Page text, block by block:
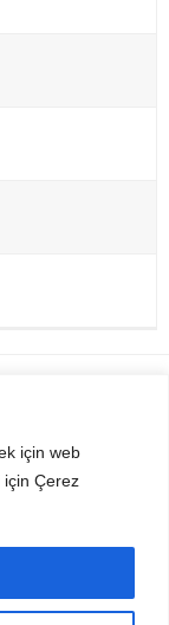
için web
için Çerez
Oyun, Apk
kullanabilirsiniz.